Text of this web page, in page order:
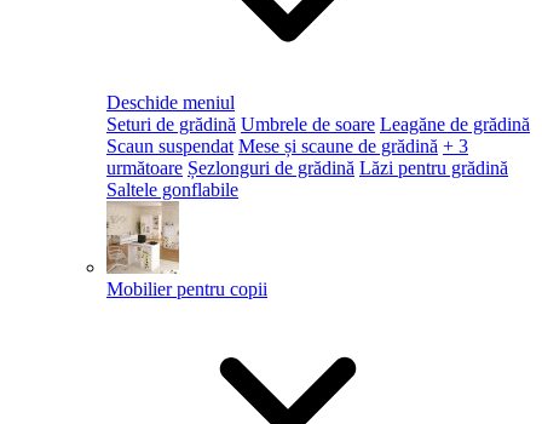
Deschide meniul
Seturi de grădină Umbrele de soare Leagăne de grădină
Scaun suspendat Mese și scaune de grădină + 3
următoare Șezlonguri de grădină Lăzi pentru grădină
Saltele gonflabile
Mobilier pentru copii